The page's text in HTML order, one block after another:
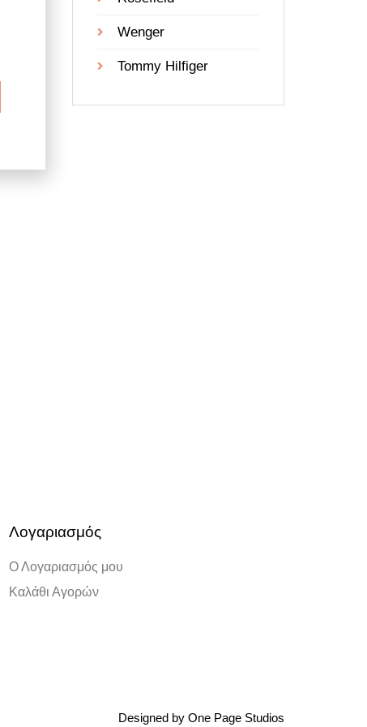
Wenger
Tommy Hilfiger
Λογαριασμός
Ο Λογαριασμός μου
Καλάθι Αγορών
Designed by One Page Studios